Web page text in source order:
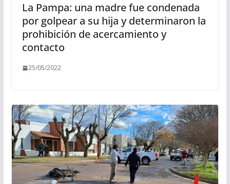
La Pampa: una madre fue condenada
por golpear a su hija y determinaron la
prohibición de acercamiento y
contacto
25/05/2022